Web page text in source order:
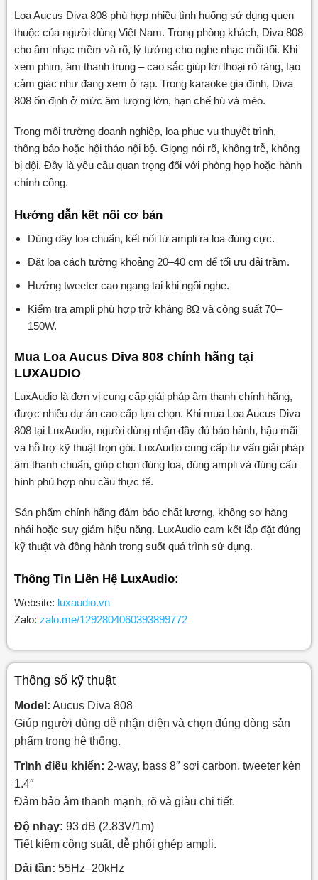
Loa Aucus Diva 808 phù hợp nhiều tình huống sử dụng quen
thuộc của người dùng Việt Nam. Trong phòng khách, Diva 808
cho âm nhạc mềm và rõ, lý tưởng cho nghe nhạc mỗi tối. Khi
xem phim, âm thanh trung – cao sắc giúp lời thoại rõ ràng, tạo
cảm giác như đang xem ở rạp. Trong karaoke gia đình, Diva
808 ổn định ở mức âm lượng lớn, hạn chế hú và méo.
Trong môi trường doanh nghiệp, loa phục vụ thuyết trình,
thông báo hoặc hội thảo nội bộ. Giọng nói rõ, không trễ, không
bị dội. Đây là yêu cầu quan trọng đối với phòng họp hoặc hành
chính công.
Hướng dẫn kết nối cơ bản
Dùng dây loa chuẩn, kết nối từ ampli ra loa đúng cực.
Đặt loa cách tường khoảng 20–40 cm để tối ưu dải trầm.
Hướng tweeter cao ngang tai khi ngồi nghe.
Kiểm tra ampli phù hợp trở kháng 8Ω và công suất 70–
150W.
Mua Loa Aucus Diva 808 chính hãng tại
LUXAUDIO
LuxAudio là đơn vị cung cấp giải pháp âm thanh chính hãng,
được nhiều dự án cao cấp lựa chọn. Khi mua Loa Aucus Diva
808 tại LuxAudio, người dùng nhận đầy đủ bảo hành, hậu mãi
và hỗ trợ kỹ thuật trọn gói. LuxAudio cung cấp tư vấn giải pháp
âm thanh chuẩn, giúp chọn đúng loa, đúng ampli và đúng cấu
hình phù hợp nhu cầu thực tế.
Sản phẩm chính hãng đảm bảo chất lượng, không sợ hàng
nhái hoặc suy giảm hiệu năng. LuxAudio cam kết lắp đặt đúng
kỹ thuật và đồng hành trong suốt quá trình sử dụng.
Thông Tin Liên Hệ LuxAudio:
Website: luxaudio.vn
Zalo: zalo.me/1292804060393899772
Thông số kỹ thuật
Model: Aucus Diva 808
Giúp người dùng dễ nhận diện và chọn đúng dòng sản
phẩm trong hệ thống.
Trình điều khiển: 2-way, bass 8″ sợi carbon, tweeter kèn
1.4″
Đảm bảo âm thanh mạnh, rõ và giàu chi tiết.
Độ nhạy: 93 dB (2.83V/1m)
Tiết kiệm công suất, dễ phối ghép ampli.
Dải tần: 55Hz–20kHz